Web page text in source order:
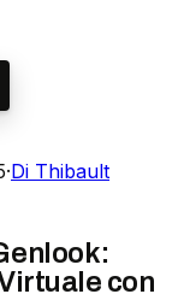
·Di Thibault
con